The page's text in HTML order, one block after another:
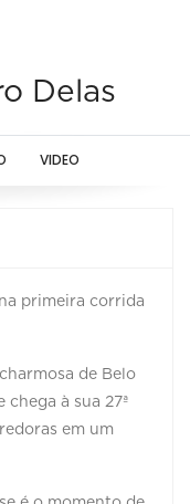
Delas
VIDEO
primeira corrida
de Belo
à sua 27ª
em um